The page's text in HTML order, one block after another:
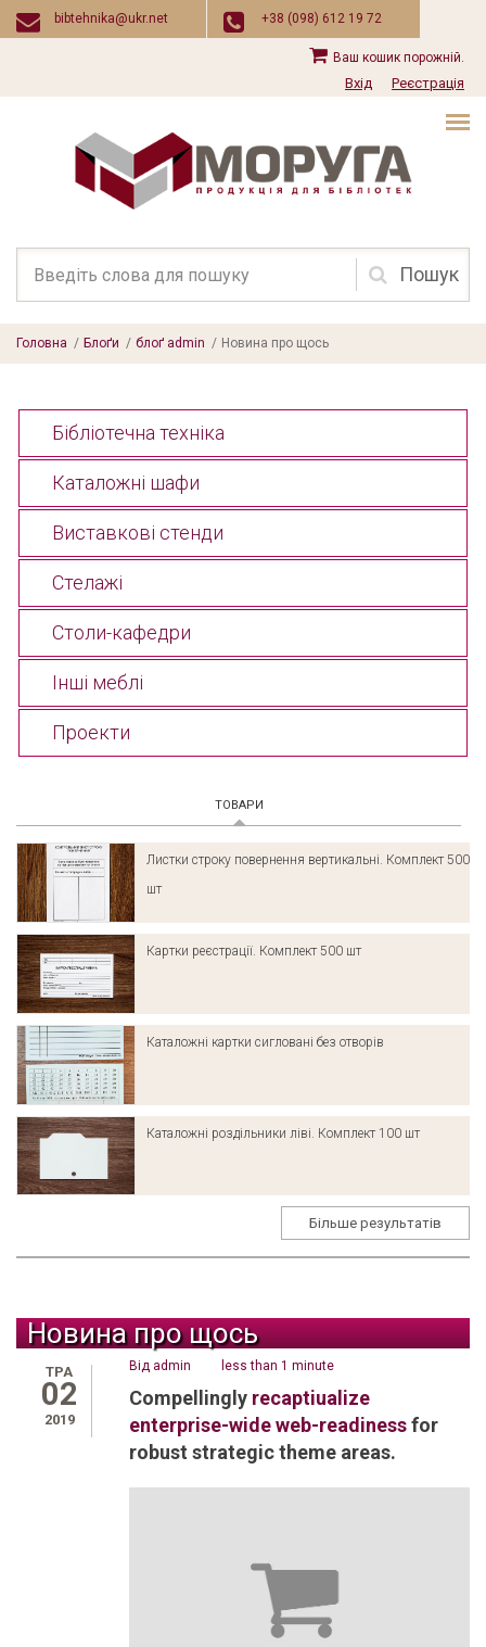
bibtehnika@ukr.net +38 (098) 612 19 72
Ваш кошик порожній.
Вхід Реєстрація
Пошукова
форма
Головна / Блоґи / блоґ admin / Новина про щось
Бібліотечна техніка
Каталожні шафи
Виставкові стенди
Стелажі
Столи-кафедри
Інші меблі
Проекти
ТОВАРИ
Листки строку повернення вертикальні. Комплект 500
шт
Картки реєстрації. Комплект 500 шт
Каталожні картки сигловані без отворів
Каталожні роздільники ліві. Комплект 100 шт
Більше результатів
Новина про щось
ТРА
02
2019
Від admin less than 1 minute
Compellingly recaptiualize
enterprise-wide web-readinessfor
robust strategic theme areas.